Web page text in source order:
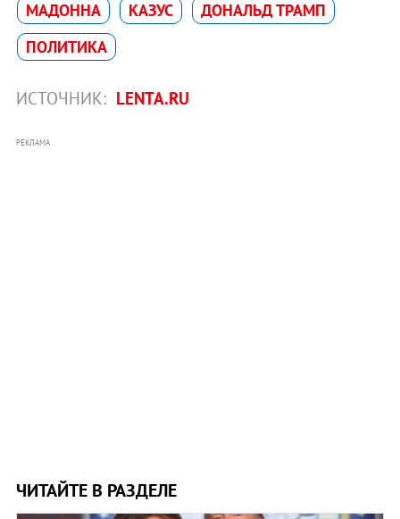
МАДОННA КАЗУС
ДОНАЛЬД ТРАМП
ПОЛИТИКА
ИСТОЧНИК: LENTA.RU
РЕКЛАМА
ЧИТАЙТЕ В РАЗДЕЛЕ